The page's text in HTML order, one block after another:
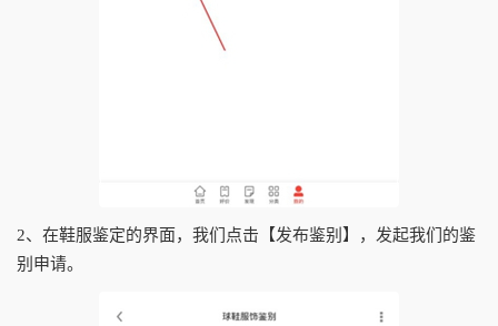
2、在鞋服鉴定的界面，我们点击【发布鉴别】，发起我们的鉴
别申请。